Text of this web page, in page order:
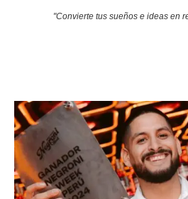
"Convierte tus sueños e ideas en